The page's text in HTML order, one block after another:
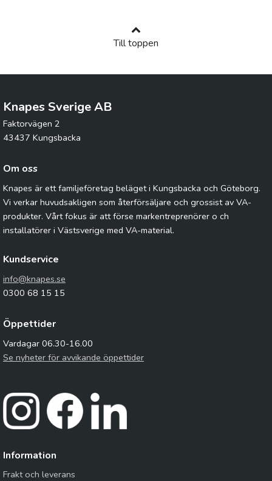
Till toppen
Knapes Sverige AB
Faktorvägen 2
43437 Kungsbacka
Om oss
Knapes är ett familjeföretag beläget i Kungsbacka och Göteborg.
Vi verkar huvudsakligen som återförsäljare och grossist av VA-
produkter. Vårt fokus är att förse markentreprenörer o ch
installatörer i Västsverige med VA-material.
Kundservice
info@knapes.se
0300 68 15 15
Öppettider
Vardagar 06.30-16.00
Se nyheter för avvikande öppettider
Information
Frakt och leverans